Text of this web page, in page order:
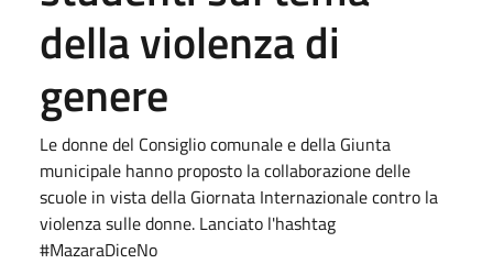
della violenza di
genere
Le donne del Consiglio comunale e della Giunta
municipale hanno proposto la collaborazione delle
scuole in vista della Giornata Internazionale contro la
violenza sulle donne. Lanciato l'hashtag
#MazaraDiceNo